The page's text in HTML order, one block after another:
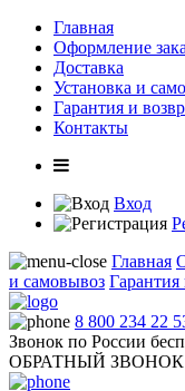
Главная
Оформление
Доставка
Установка и
Гарантия и
Контакты
Вход
Главная
и самовывоз Гарантия
8 800 234 22
Звонок по России
ОБРАТНЫЙ ЗВОНОК